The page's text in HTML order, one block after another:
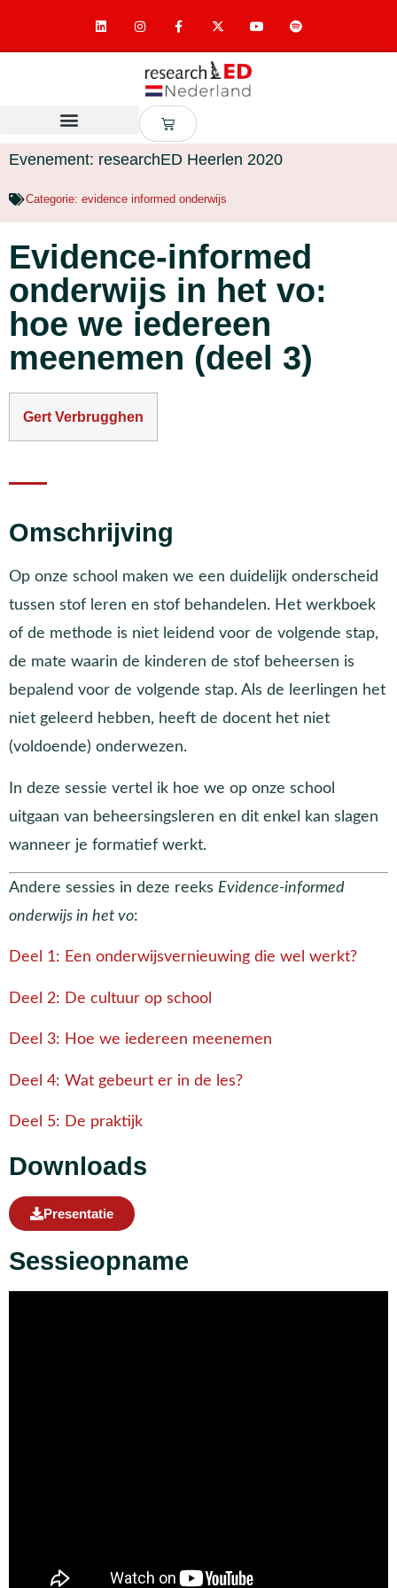
Evenement: researchED Heerlen 2020
Categorie: evidence informed onderwijs
Evidence-informed
onderwijs in het vo:
hoe we iedereen
meenemen (deel 3)
Gert Verbrugghen
Omschrijving
Op onze school maken we een duidelijk onderscheid
tussen stof leren en stof behandelen. Het werkboek
of de methode is niet leidend voor de volgende stap,
de mate waarin de kinderen de stof beheersen is
bepalend voor de volgende stap. Als de leerlingen het
niet geleerd hebben, heeft de docent het niet
(voldoende) onderwezen.
In deze sessie vertel ik hoe we op onze school
uitgaan van beheersingsleren en dit enkel kan slagen
wanneer je formatief werkt.
Andere sessies in deze reeks Evidence-informed
onderwijs in het vo:
Deel 1: Een onderwijsvernieuwing die wel werkt?
Deel 2: De cultuur op school
Deel 3: Hoe we iedereen meenemen
Deel 4: Wat gebeurt er in de les?
Deel 5: De praktijk
Downloads
Presentatie
Sessieopname